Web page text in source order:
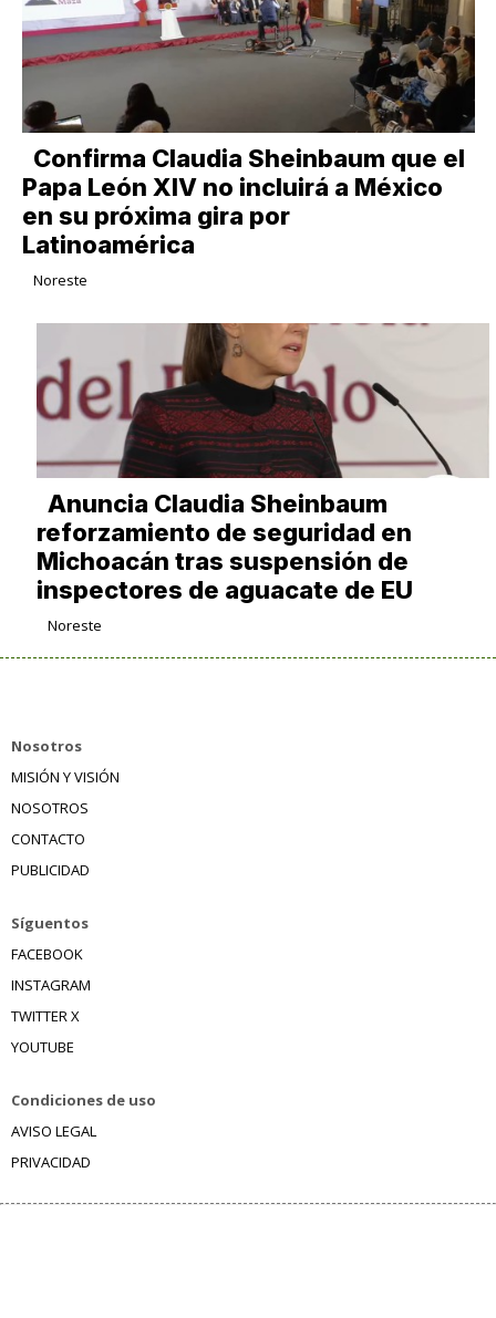
Confirma Claudia Sheinbaum que el
Papa León XIV no incluirá a México
en su próxima gira por
Latinoamérica
Noreste
Anuncia Claudia Sheinbaum
reforzamiento de seguridad en
Michoacán tras suspensión de
inspectores de aguacate de EU
Noreste
Nosotros
MISIÓN Y VISIÓN
NOSOTROS
CONTACTO
PUBLICIDAD
Síguentos
FACEBOOK
INSTAGRAM
TWITTER X
YOUTUBE
Condiciones de uso
AVISO LEGAL
PRIVACIDAD